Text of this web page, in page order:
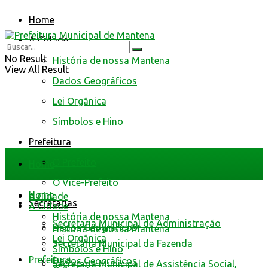
Home
A Cidade
História de nossa Mantena
Dados Geográficos
Lei Orgânica
Símbolos e Hino
Prefeitura
O Vice-Prefeito
Secretarias
Secretaria Municipal de Administração
Secretaria Municipal da Fazenda
Secretaria Municipal de Assistência Social,
No Result
View All Result
Home
A Cidade
História de nossa Mantena
Dados Geográficos
Home
A Cidade
História de nossa Mantena
Dados Geográficos
Lei Orgânica
Símbolos e Hino
Prefeitura